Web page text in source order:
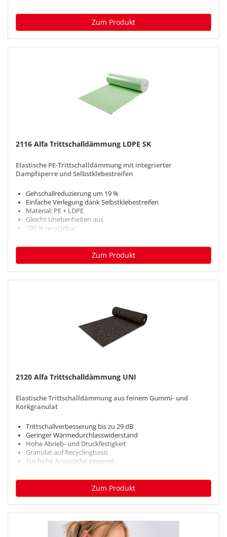
Zum Produkt
2116 Alfa Trittschalldämmung LDPE SK
Elastische PE-Trittschalldämmung mit integrierter
Dampfsperre und Selbstklebestreifen
Gehschallreduzierung um 19 %
Einfache Verlegung dank Selbstklebestreifen
Material: PE + LDPE
Gleicht Unebenheiten aus
100 % recyclebar
Zum Produkt
2120 Alfa Trittschalldämmung UNI
Elastische Trittschalldämmung aus feinem Gummi- und
Korkgranulat
Trittschallverbesserung bis zu 29 dB
Geringer Wärmedurchlasswiderstand
Hohe Abrieb- und Druckfestigkeit
Granulat auf Recyclingbasis
Für hohe Ansprüche geeignet
Zum Produkt